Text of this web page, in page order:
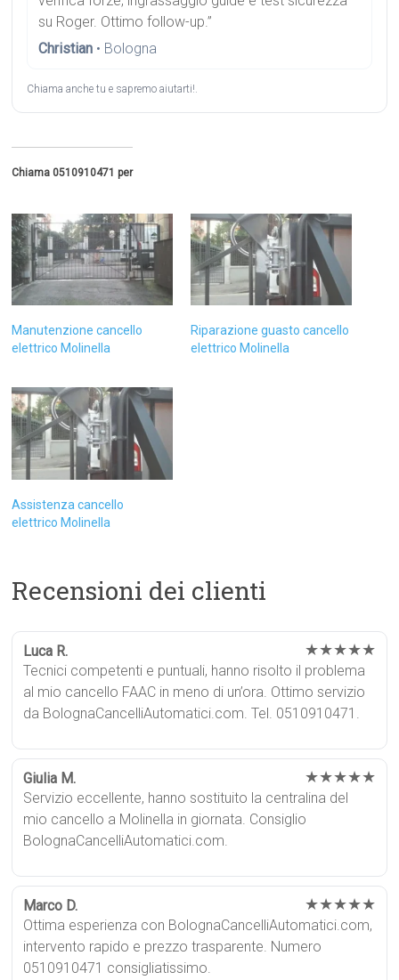
su Roger. Ottimo follow-up.”
Christian • Bologna
Chiama anche tu e sapremo aiutarti!.
Chiama 0510910471 per
Manutenzione cancello
elettrico Molinella
Riparazione guasto cancello
elettrico Molinella
Assistenza cancello
elettrico Molinella
Recensioni dei clienti
Luca R. ★★★★★
Tecnici competenti e puntuali, hanno risolto il problema
al mio cancello FAAC in meno di un’ora. Ottimo servizio
da BolognaCancelliAutomatici.com. Tel. 0510910471.
Giulia M. ★★★★★
Servizio eccellente, hanno sostituito la centralina del
mio cancello a Molinella in giornata. Consiglio
BolognaCancelliAutomatici.com.
Marco D. ★★★★★
Ottima esperienza con BolognaCancelliAutomatici.com,
intervento rapido e prezzo trasparente. Numero
0510910471 consigliatissimo.